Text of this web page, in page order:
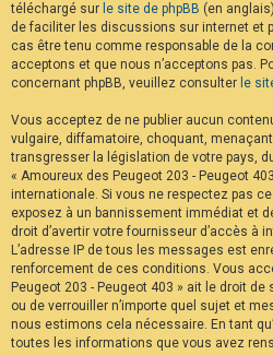
téléchargé sur le site de phpBB (en
de faciliter les discussions sur internet et
cas être tenu comme responsable de la
acceptons et que nous n’acceptons pas.
concernant phpBB, veuillez consulter le
Vous acceptez de ne publier aucun
vulgaire, diffamatoire, choquant,
transgresser la législation de votre pays,
« Amoureux des Peugeot 203 - Peugeot
internationale. Si vous ne respectez pas
exposez à un bannissement immédiat et
droit d’avertir votre fournisseur d’accès à
L’adresse IP de tous les messages est
renforcement de ces conditions. Vous
Peugeot 203 - Peugeot 403 » ait le droit
ou de verrouiller n’importe quel sujet et
nous estimons cela nécessaire. En tant
toutes les informations que vous avez